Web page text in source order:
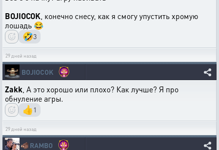
BOJIOCOK , конечно снесу, как я смогу упустить хромую
лошадь 😂
🤣3
29 дней назад
BOJIOCOK
Zakk , А это хорошо или плохо? Как лучше? Я про
обнуление агры.
👍1
29 дней назад
🐗 RAMBO